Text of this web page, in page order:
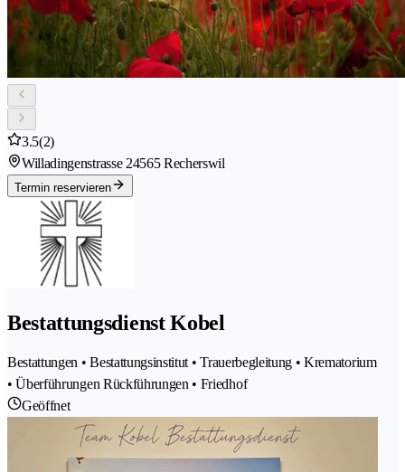
3.5(2)
Willadingenstrasse 24565 Recherswil
Termin reservieren
Bestattungsdienst Kobel
Bestattungen • Bestattungsinstitut • Trauerbegleitung • Krematorium
• Überführungen Rückführungen • Friedhof
Geöffnet